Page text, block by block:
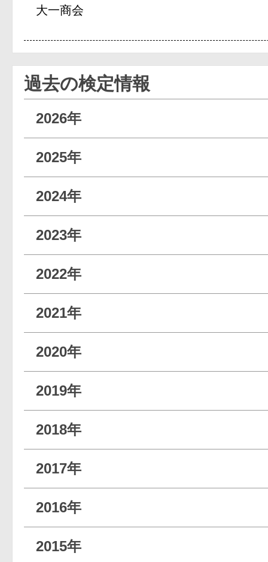
大一商会
過去の検定情報
2026年
2025年
2024年
2023年
2022年
2021年
2020年
2019年
2018年
2017年
2016年
2015年